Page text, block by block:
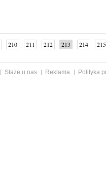
210 211 212 213 214
215
Staże u nas Reklama
Polityka